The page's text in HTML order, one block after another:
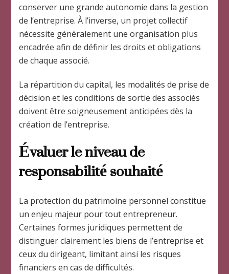
conserver une grande autonomie dans la gestion
de l’entreprise. À l’inverse, un projet collectif
nécessite généralement une organisation plus
encadrée afin de définir les droits et obligations
de chaque associé.
La répartition du capital, les modalités de prise de
décision et les conditions de sortie des associés
doivent être soigneusement anticipées dès la
création de l’entreprise.
Évaluer le niveau de
responsabilité souhaité
La protection du patrimoine personnel constitue
un enjeu majeur pour tout entrepreneur.
Certaines formes juridiques permettent de
distinguer clairement les biens de l’entreprise et
ceux du dirigeant, limitant ainsi les risques
financiers en cas de difficultés.